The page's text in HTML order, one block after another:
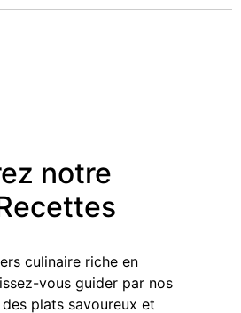
notre
culinaire riche en
vous guider par nos
plats savoureux et